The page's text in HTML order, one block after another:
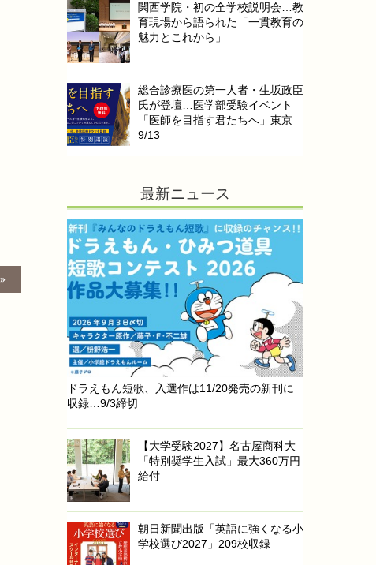
関西学院・初の全学校説明会…教
育現場から語られた「一貫教育の
魅力とこれから」
総合診療医の第一人者・生坂政臣
氏が登壇…医学部受験イベント
「医師を目指す君たちへ」東京
9/13
最新ニュース
ドラえもん短歌、入選作は11/20発売の新刊に
収録…9/3締切
【大学受験2027】名古屋商科大
「特別奨学生入試」最大360万円
給付
朝日新聞出版「英語に強くなる小
学校選び2027」209校収録